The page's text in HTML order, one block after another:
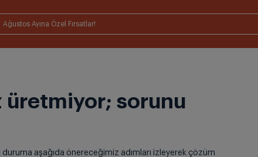
Ağustos Ayına Özel Fırsatlar!
üretmiyor; sorunu
aşağıda önereceğimiz adımları izleyerek çözüm